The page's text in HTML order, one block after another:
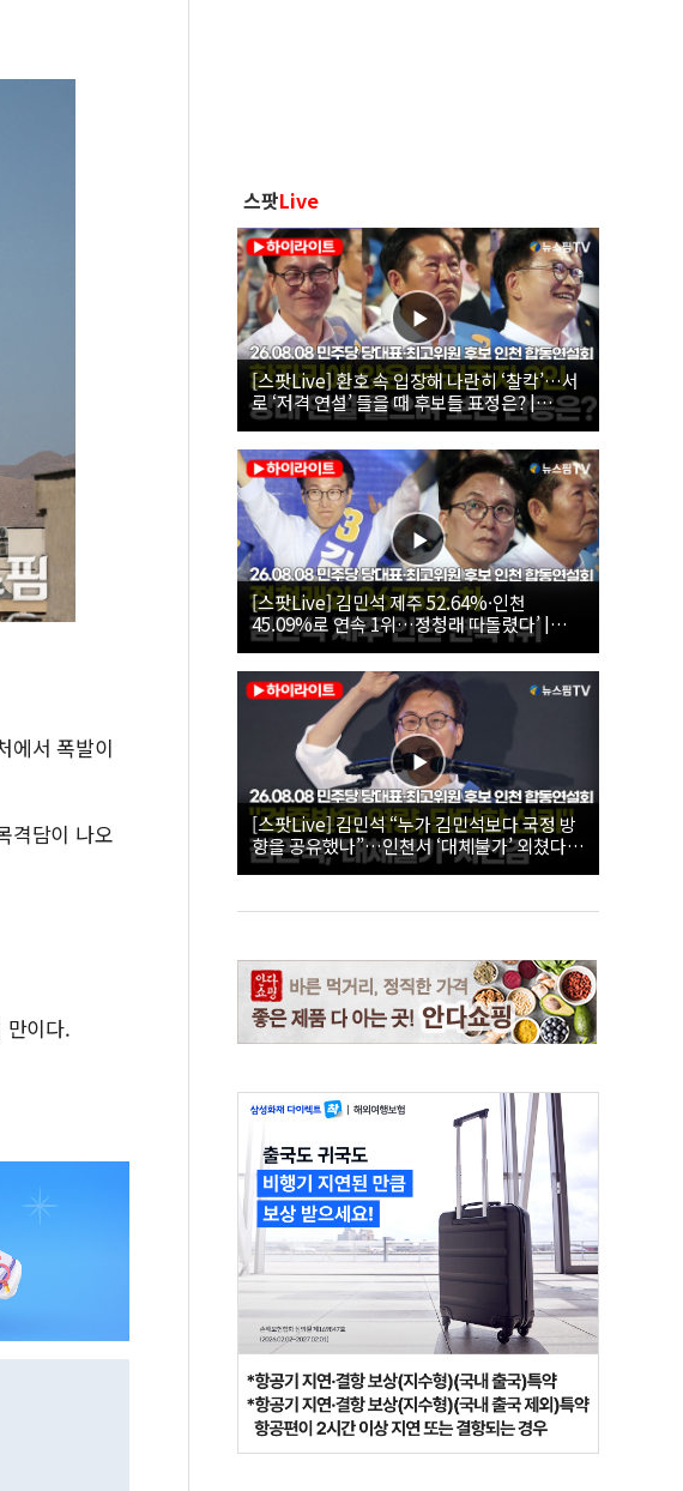
에서 폭발이
격담이 나오
만이다.
스팟Live
[스팟Live] 환호 속 입장해 나란히 ‘찰칵’…서
로 ‘저격 연설’ 들을 때 후보들 표정은? |
26.08.08 더불어민주당 당대표·최고위원 후
보 인천 합동연설회
[스팟Live] 김민석 제주 52.64%·인천
45.09%로 연속 1위…정청래 따돌렸다’ |
26.08.08 더불어민주당 당대표·최고위원 후
보 인천 합동연설회
[스팟Live] 김민석 “누가 김민석보다 국정 방
향을 공유했나”…인천서 ‘대체불가’ 외쳤다 |
26.08.08 더불어민주당 당대표·최고위원 후